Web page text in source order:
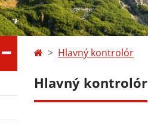
Hlavný kontrolór
Hlavný kontrolór